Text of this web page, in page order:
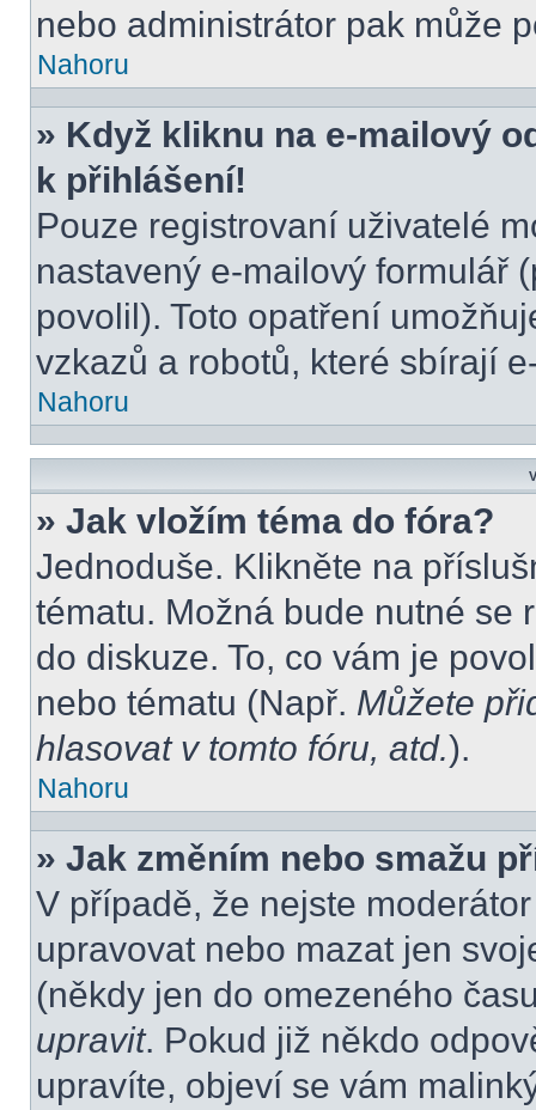
nebo administrátor pak může
Nahoru
» Když kliknu na e-mailový
k přihlášení!
Pouze registrovaní uživatelé
nastavený e-mailový formulář
povolil). Toto opatření
vzkazů a robotů, které sbírají
Nahoru
» Jak vložím téma do fóra?
Jednoduše. Klikněte na
tématu. Možná bude nutné se
do diskuze. To, co vám je
nebo tématu (Např. Můžete
hlasovat v tomto fóru, atd.).
Nahoru
» Jak změním nebo smažu
V případě, že nejste
upravovat nebo mazat jen
(někdy jen do omezeného
upravit. Pokud již někdo
upravíte, objeví se vám